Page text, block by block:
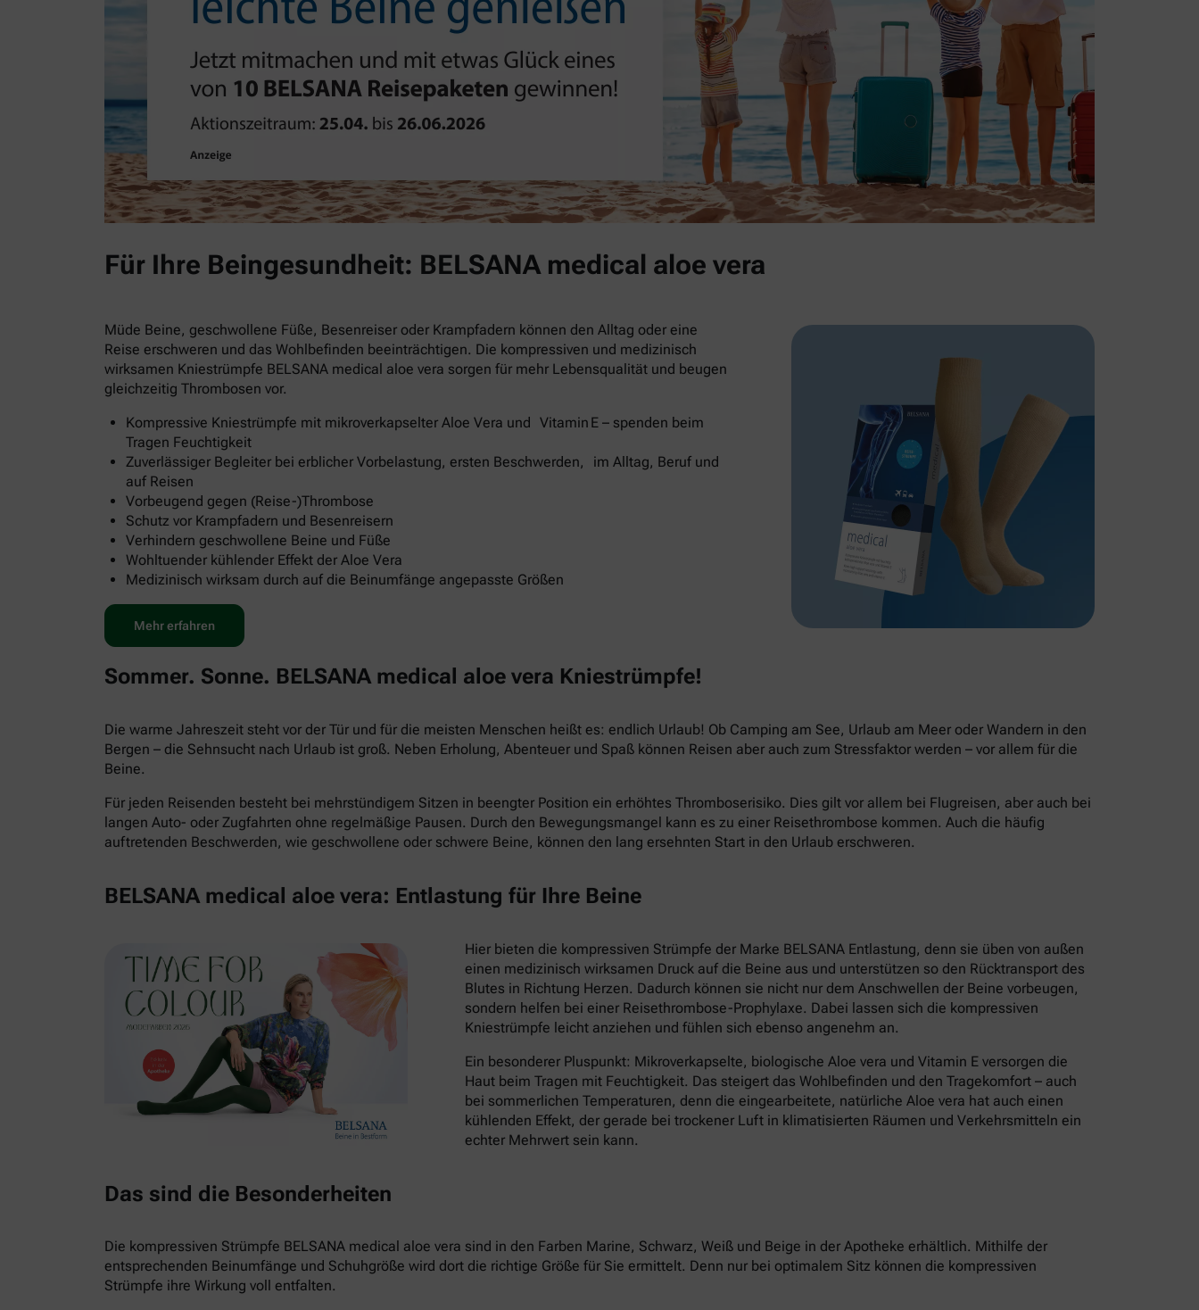
Für Ihre Beingesundheit: BELSANA medical aloe vera
Müde Beine, geschwollene Füße, Besenreiser oder Krampfadern können den Alltag oder eine
Reise erschweren und das Wohlbefinden beeinträchtigen. Die kompressiven und medizinisch
wirksamen Kniestrümpfe BELSANA medical aloe vera sorgen für mehr Lebensqualität und beugen
gleichzeitig Thrombosen vor.
Kompressive Kniestrümpfe mit mikroverkapselter Aloe Vera und Vitamin E – spenden beim
Tragen Feuchtigkeit
Zuverlässiger Begleiter bei erblicher Vorbelastung, ersten Beschwerden, im Alltag, Beruf und
auf Reisen
Vorbeugend gegen (Reise-)Thrombose
Schutz vor Krampfadern und Besenreisern
Verhindern geschwollene Beine und Füße
Wohltuender kühlender Effekt der Aloe Vera
Medizinisch wirksam durch auf die Beinumfänge angepasste Größen
Mehr erfahren
Sommer. Sonne. BELSANA medical aloe vera Kniestrümpfe!
Die warme Jahreszeit steht vor der Tür und für die meisten Menschen heißt es: endlich Urlaub! Ob Camping am See, Urlaub am Meer oder Wandern in den
Bergen – die Sehnsucht nach Urlaub ist groß. Neben Erholung, Abenteuer und Spaß können Reisen aber auch zum Stressfaktor werden – vor allem für die
Beine.
Für jeden Reisenden besteht bei mehrstündigem Sitzen in beengter Position ein erhöhtes Thromboserisiko. Dies gilt vor allem bei Flugreisen, aber auch bei
langen Auto- oder Zugfahrten ohne regelmäßige Pausen. Durch den Bewegungsmangel kann es zu einer Reisethrombose kommen. Auch die häufig
auftretenden Beschwerden, wie geschwollene oder schwere Beine, können den lang ersehnten Start in den Urlaub erschweren.
BELSANA medical aloe vera: Entlastung für Ihre Beine
Hier bieten die kompressiven Strümpfe der Marke BELSANA Entlastung, denn sie üben von außen
einen medizinisch wirksamen Druck auf die Beine aus und unterstützen so den Rücktransport des
Blutes in Richtung Herzen. Dadurch können sie nicht nur dem Anschwellen der Beine vorbeugen,
sondern helfen bei einer Reisethrombose-Prophylaxe. Dabei lassen sich die kompressiven
Kniestrümpfe leicht anziehen und fühlen sich ebenso angenehm an.
Ein besonderer Pluspunkt: Mikroverkapselte, biologische Aloe vera und Vitamin E versorgen die
Haut beim Tragen mit Feuchtigkeit. Das steigert das Wohlbefinden und den Tragekomfort – auch
bei sommerlichen Temperaturen, denn die eingearbeitete, natürliche Aloe vera hat auch einen
kühlenden Effekt, der gerade bei trockener Luft in klimatisierten Räumen und Verkehrsmitteln ein
echter Mehrwert sein kann.
Das sind die Besonderheiten
Die kompressiven Strümpfe BELSANA medical aloe vera sind in den Farben Marine, Schwarz, Weiß und Beige in der Apotheke erhältlich. Mithilfe der
entsprechenden Beinumfänge und Schuhgröße wird dort die richtige Größe für Sie ermittelt. Denn nur bei optimalem Sitz können die kompressiven
Strümpfe ihre Wirkung voll entfalten.